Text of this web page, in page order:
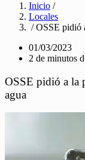
Inicio /
Locales
/ OSSE pidió
01/03/2023
2 de minutos
OSSE pidió a la
agua